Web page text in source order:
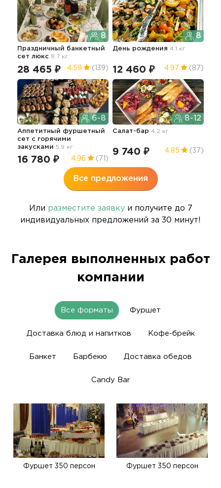
8
Праздничный банкетный
сет люкс 8.7 кг
28 465 ₽ 4.59 (139)
8
День рождения 4.1 кг
12 460 ₽ 4.97 (87)
6-8
Аппетитный фуршетный
сет с горячими
закусками 5.9 кг
16 780 ₽ 4.96 (71)
8-12
Салат-бар 4.2 кг
9 740 ₽ 4.85 (37)
Все предложения
Или разместите заявкуи получите до 7
индивидуальных предложений за 30 минут!
Галерея выполненных работ
компании
Все форматы Фуршет
Доставка блюд и напитков Кофе-брейк
Банкет Барбекю Доставка обедов
Candy Bar
Фуршет 350 персон Фуршет 350 персон